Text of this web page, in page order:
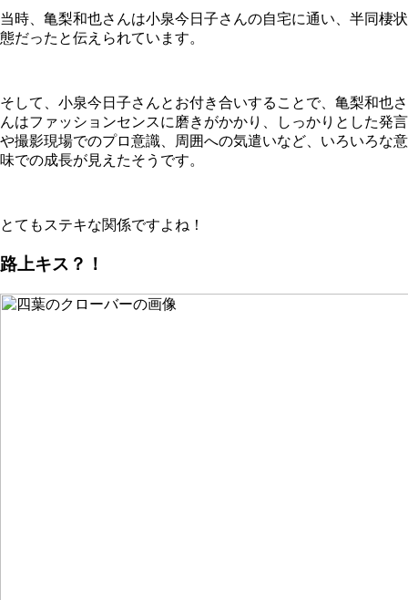
当時、亀梨和也さんは小泉今日子さんの自宅に通い、半同棲状
態だったと伝えられています。
そして、小泉今日子さんとお付き合いすることで、亀梨和也さ
んはファッションセンスに磨きがかかり、しっかりとした発言
や撮影現場でのプロ意識、周囲への気遣いなど、いろいろな意
味での成長が見えたそうです。
とてもステキな関係ですよね！
路上キス？！